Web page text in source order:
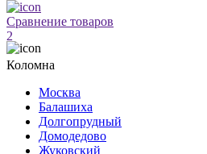
Сравнение товаров
2
Коломна
Москва
Балашиха
Долгопрудный
Домодедово
Жуковский